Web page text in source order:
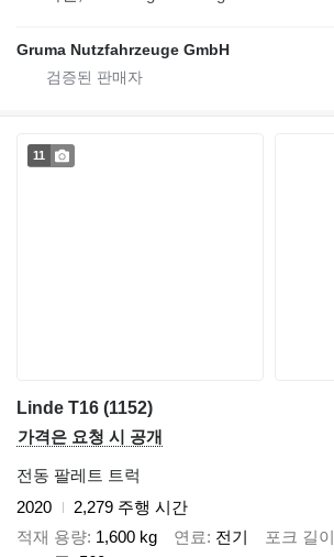
Gruma Nutzfahrzeuge GmbH
11
Linde T16 (1152)
가격은 요청 시 공개
전동 팔레트 트럭
2020
2,279 주행 시간
적재 용량 1,600 kg 연료 전기 포크 길이